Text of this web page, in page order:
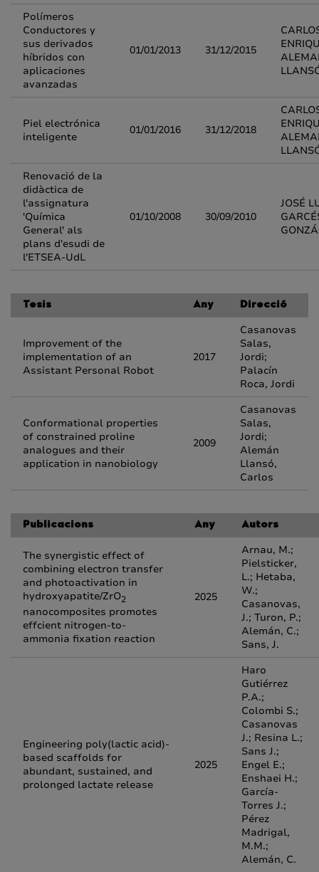
Polímeros
Conductores y
sus derivados
híbridos con
aplicaciones
avanzadas
01/01/2013 31/12/2015
Piel electrónica
inteligente
01/01/2016 31/12/2018
Renovació de la
didàctica de
l'assignatura
'Química
General' als
plans d'esudi de
l'ETSEA-UdL
01/10/2008 30/09/2010
JOSÉ
Tesis Any Direcció
Improvement of the
implementation of an
Assistant Personal Robot
2017
Casanovas
Salas,
Jordi;
Palacín
Roca, Jordi
Conformational properties
of constrained proline
analogues and their
application in nanobiology
2009
Casanovas
Salas,
Jordi;
Alemán
Llansó,
Carlos
Publicacions Any Autors
The synergistic effect of
combining electron transfer
and photoactivation in
hydroxyapatite/ZrO2
nanocomposites promotes
effcient nitrogen-to-
ammonia fixation reaction
2025
Arnau, M.;
Pielsticker,
L.; Hetaba,
W.;
Casanovas,
J.; Turon, P.;
Alemán, C.;
Sans, J.
Engineering poly(lactic acid)-
based scaffolds for
abundant, sustained, and
prolonged lactate release
2025
Haro
Gutiérrez
P.A.;
Colombi S.;
Casanovas
J.; Resina L.;
Sans J.;
Engel E.;
Enshaei H.;
García-
Torres J.;
Pérez
Madrigal,
M.M.;
Alemán, C.